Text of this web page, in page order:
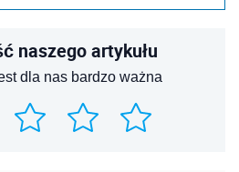
naszego artykułu
dla nas bardzo ważna